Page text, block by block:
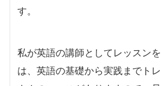
す。
私が英語の講師としてレッスン
は、英語の基礎から実践までト